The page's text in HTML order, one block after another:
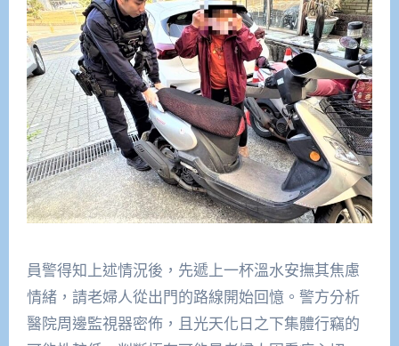
員警得知上述情況後，先遞上一杯溫水安撫其焦慮
情緒，請老婦人從出門的路線開始回憶。警方分析
醫院周邊監視器密佈，且光天化日之下集體行竊的